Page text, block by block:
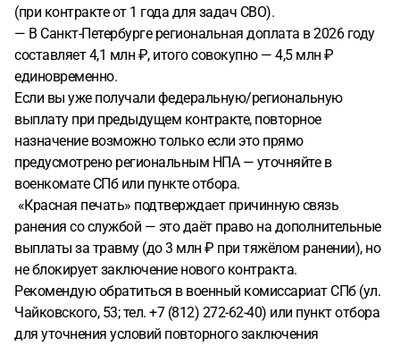
(при контракте от 1 года для задач СВО).
— В Санкт-Петербурге региональная доплата в 2026 году
составляет 4,1 млн ₽, итого совокупно — 4,5 млн ₽
единовременно.
Если вы уже получали федеральную/региональную
выплату при предыдущем контракте, повторное
назначение возможно только если это прямо
предусмотрено региональным НПА — уточняйте в
военкомате СПб или пункте отбора.
«Красная печать» подтверждает причинную связь
ранения со службой — это даёт право на дополнительные
выплаты за травму (до 3 млн ₽ при тяжёлом ранении), но
не блокирует заключение нового контракта.
Рекомендую обратиться в военный комиссариат СПб (ул.
Чайковского, 53; тел. +7 (812) 272-62-40) или пункт отбора
для уточнения условий повторного заключения